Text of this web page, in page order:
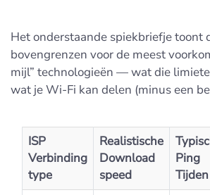
Het onderstaande spiekbriefje toont
bovengrenzen voor de meest
mijl” technologieën — wat die
wat je Wi-Fi kan delen (minus een
ISP
Verbinding
type
Realistische
Download
speed
Ping
Tijden